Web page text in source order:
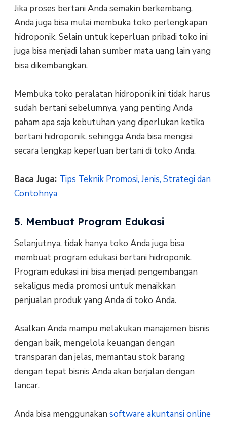
Jika proses bertani Anda semakin berkembang,
Anda juga bisa mulai membuka toko perlengkapan
hidroponik. Selain untuk keperluan pribadi toko ini
juga bisa menjadi lahan sumber mata uang lain yang
bisa dikembangkan.
Membuka toko peralatan hidroponik ini tidak harus
sudah bertani sebelumnya, yang penting Anda
paham apa saja kebutuhan yang diperlukan ketika
bertani hidroponik, sehingga Anda bisa mengisi
secara lengkap keperluan bertani di toko Anda.
Baca Juga: Tips Teknik Promosi, Jenis, Strategi dan
Contohnya
5. Membuat Program Edukasi
Selanjutnya, tidak hanya toko Anda juga bisa
membuat program edukasi bertani hidroponik.
Program edukasi ini bisa menjadi pengembangan
sekaligus media promosi untuk menaikkan
penjualan produk yang Anda di toko Anda.
Asalkan Anda mampu melakukan manajemen bisnis
dengan baik, mengelola keuangan dengan
transparan dan jelas, memantau stok barang
dengan tepat bisnis Anda akan berjalan dengan
lancar.
Anda bisa menggunakan software akuntansi online